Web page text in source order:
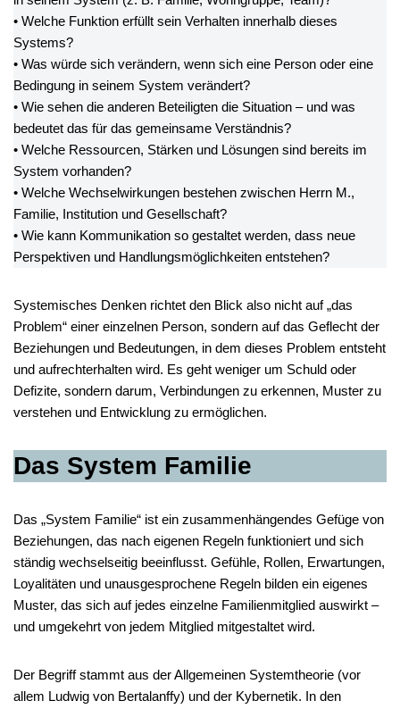
• Welche Funktion erfüllt sein Verhalten innerhalb dieses
Systems?
• Was würde sich verändern, wenn sich eine Person oder eine
Bedingung in seinem System verändert?
• Wie sehen die anderen Beteiligten die Situation – und was
bedeutet das für das gemeinsame Verständnis?
• Welche Ressourcen, Stärken und Lösungen sind bereits im
System vorhanden?
• Welche Wechselwirkungen bestehen zwischen Herrn M.,
Familie, Institution und Gesellschaft?
• Wie kann Kommunikation so gestaltet werden, dass neue
Perspektiven und Handlungsmöglichkeiten entstehen?
Systemisches Denken richtet den Blick also nicht auf „das
Problem“ einer einzelnen Person, sondern auf das Geflecht der
Beziehungen und Bedeutungen, in dem dieses Problem entsteht
und aufrechterhalten wird. Es geht weniger um Schuld oder
Defizite, sondern darum, Verbindungen zu erkennen, Muster zu
verstehen und Entwicklung zu ermöglichen.
Das System Familie
Das „System Familie“ ist ein zusammenhängendes Gefüge von
Beziehungen, das nach eigenen Regeln funktioniert und sich
ständig wechselseitig beeinflusst. Gefühle, Rollen, Erwartungen,
Loyalitäten und unausgesprochene Regeln bilden ein eigenes
Muster, das sich auf jedes einzelne Familienmitglied auswirkt –
und umgekehrt von jedem Mitglied mitgestaltet wird.
Der Begriff stammt aus der Allgemeinen Systemtheorie (vor
allem Ludwig von Bertalanffy) und der Kybernetik. In den